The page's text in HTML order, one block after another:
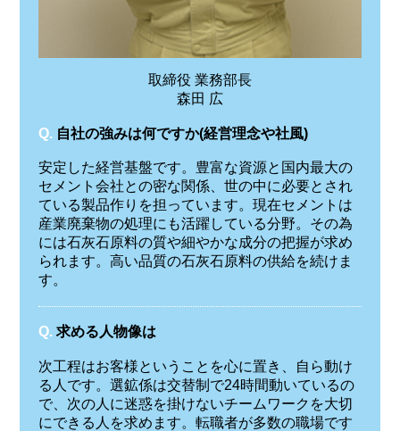
取締役 業務部長
森田 広
Q. 自社の強みは何ですか(経営理念や社風)
安定した経営基盤です。豊富な資源と国内最大の
セメント会社との密な関係、世の中に必要とされ
ている製品作りを担っています。現在セメントは
産業廃棄物の処理にも活躍している分野。その為
には石灰石原料の質や細やかな成分の把握が求め
られます。高い品質の石灰石原料の供給を続けま
す。
Q. 求める人物像は
次工程はお客様ということを心に置き、自ら動け
る人です。選鉱係は交替制で24時間動いているの
で、次の人に迷惑を掛けないチームワークを大切
にできる人を求めます。転職者が多数の職場です